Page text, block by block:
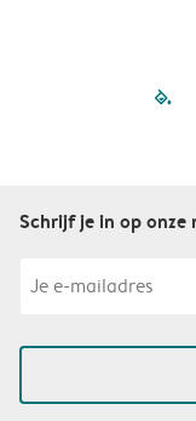
Schrijf je in op